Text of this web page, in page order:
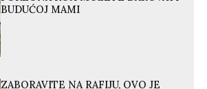
BUDUĆOJ MAMI
ZABORAVITE NA RAFIJU, OVO JE